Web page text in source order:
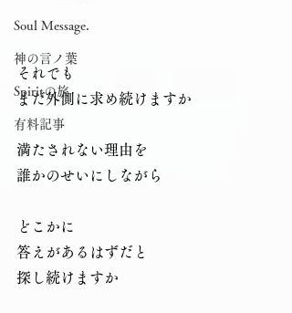
Soul Message.
神の言ノ葉
Spiritの旅
有料記事
それでも
まだ外側に求め続けますか
満たされない理由を
誰かのせいにしながら
どこかに
答えがあるはずだと
探し続けますか